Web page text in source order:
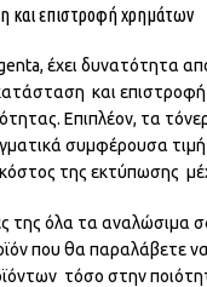
και επιστροφή χρημάτων
έχει δυνατότητα
και
Επιπλέον, τα
συμφέρουσα
της εκτύπωσης
της όλα τα αναλώσιμα
που θα
τόσο στην